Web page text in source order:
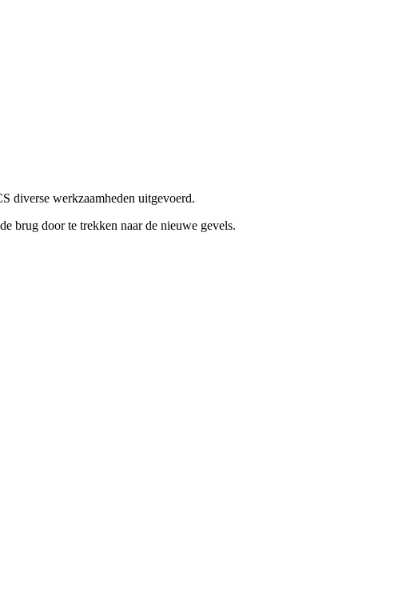
diverse werkzaamheden uitgevoerd.
brug door te trekken naar de nieuwe gevels.